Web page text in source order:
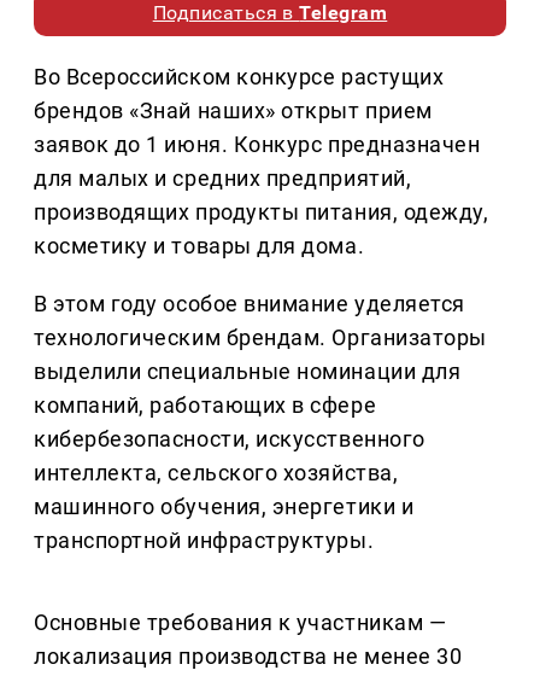
Подписаться вTelegram
Во Всероссийском конкурсе растущих
брендов «Знай наших» открыт прием
заявок до 1 июня. Конкурс предназначен
для малых и средних предприятий,
производящих продукты питания, одежду,
косметику и товары для дома.
В этом году особое внимание уделяется
технологическим брендам. Организаторы
выделили специальные номинации для
компаний, работающих в сфере
кибербезопасности, искусственного
интеллекта, сельского хозяйства,
машинного обучения, энергетики и
транспортной инфраструктуры.
Основные требования к участникам —
локализация производства не менее 30